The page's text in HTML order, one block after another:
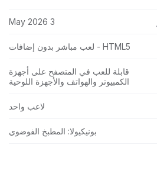
3 May 2026
HTML5 - لعب مباشر بدون إضافات
قابلة للعب في المتصفح على أجهزة
الكمبيوتر والهواتف والأجهزة اللوحية
لاعب واحد
بونيكيولا: المطبخ الفوضوي